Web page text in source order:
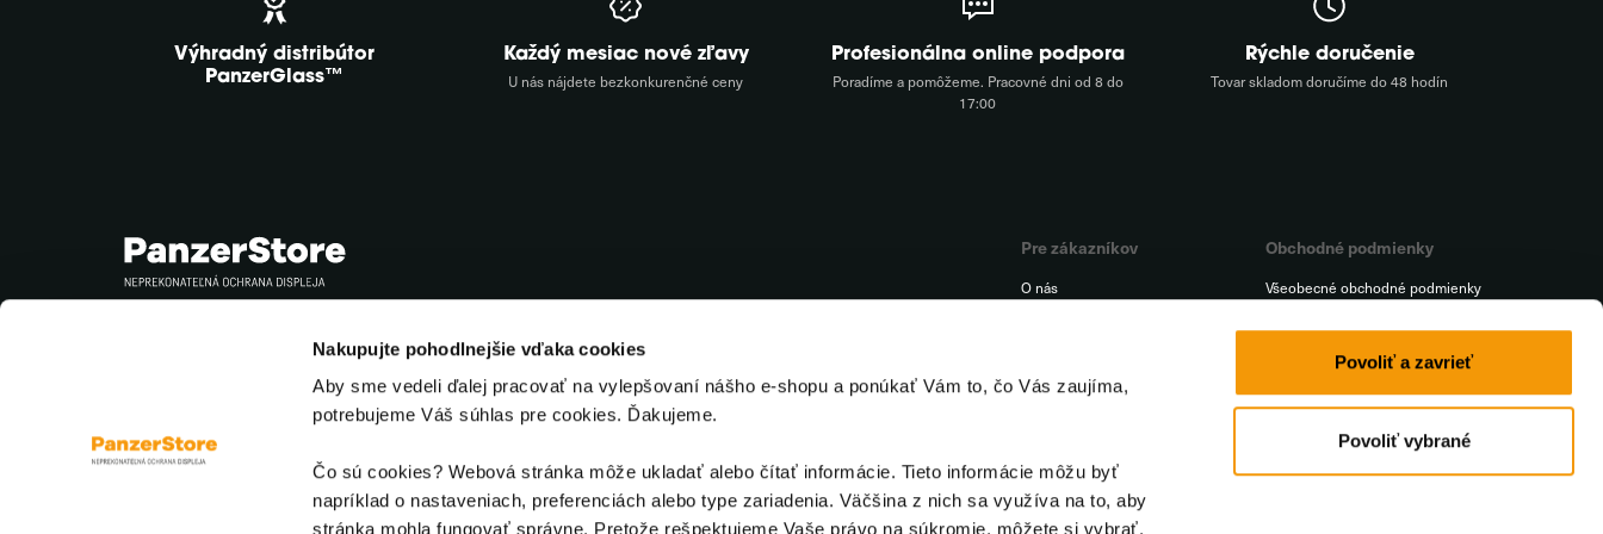
Nakupujte pohodlnejšie vďaka cookies
Aby sme vedeli ďalej pracovať na vylepšovaní nášho e-shopu a ponúkať Vám to, čo Vás zaujíma,
potrebujeme Váš súhlas pre cookies. Ďakujeme.
Čo sú cookies? Webová stránka môže ukladať alebo čítať informácie. Tieto informácie môžu byť
napríklad o nastaveniach, preferenciách alebo type zariadenia. Väčšina z nich sa využíva na to, aby
stránka mohla fungovať správne. Pretože rešpektujeme Vaše právo na súkromie, môžete si vybrať.
Povoliť a zavrieť
Povoliť vybrané
Výhradný distribútor
PanzerGlass™
Každý mesiac nové zľavy
U nás nájdete bezkonkurenčné ceny
Profesionálna online podpora
Poradíme a pomôžeme. Pracovné dni od 8 do
17:00
Rýchle doručenie
Tovar skladom doručíme do 48 hodín
Pre zákazníkov
O nás
Kontakt
Obchodné podmienky
Všeobecné obchodné podmienky
Reklamačný poriadok
Ochrana osobných údajov